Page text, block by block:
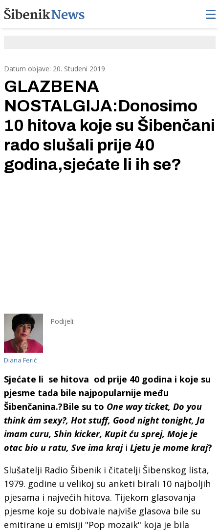
Datum objave: 20. Studeni 2019
GLAZBENA
NOSTALGIJA:Donosimo
10 hitova koje su Šibenčani
rado slušali prije 40
godina,sjećate li ih se?
Diana Ferić
Podijeli:
Sjećate li se hitova od prije 40 godina i koje su
pjesme tada bile najpopularnije među
Šibenčanina.?Bile su to One way ticket, Do you
think a´m sexy?, Hot stuff, Good night tonight, Ja
imam curu, Shin kicker, Kupit ću sprej, Moje je
otac bio u ratu, Sve ima kraj i Ljetu je mome kraj?
Slušatelji Radio Šibenik i čitatelji Šibenskog lista,
1979. godine u velikoj su anketi birali 10 najboljih
pjesama i najvećih hitova. Tijekom glasovanja
pjesme koje su dobivale najviše glasova bile su
emitirane u emisiji "Pop mozaik" koja je bila